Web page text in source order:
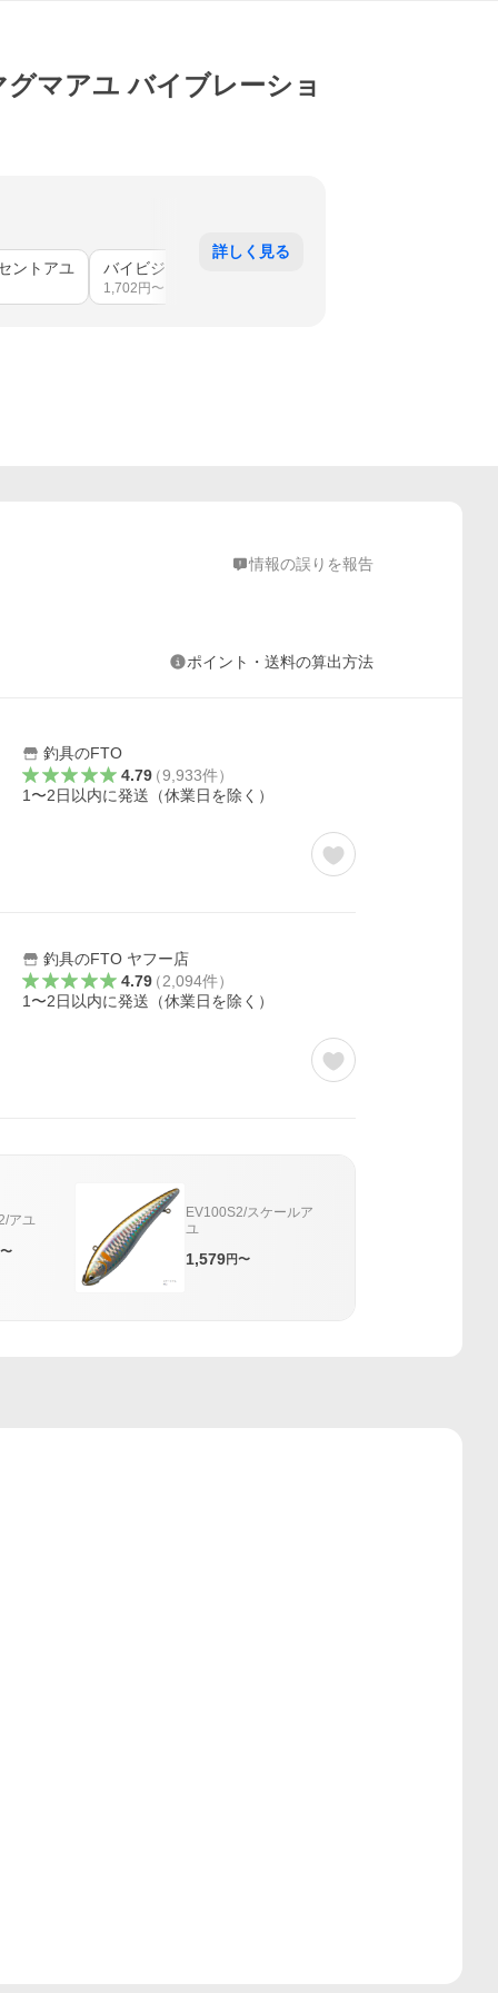
マアユ バイブレーショ
ントアユ バイビジブルアユ
1,702 円〜
詳しく見る
情報の誤りを報告
ポイント・送料の算出方法
釣具のFTO
4.79（9,933件）
1〜2日以内に発送（休業日を除く）
釣具のFTO ヤフー店
4.79（2,094件）
1〜2日以内に発送（休業日を除く）
アユ
EV100S2/スケールア
ユ
1,579円〜